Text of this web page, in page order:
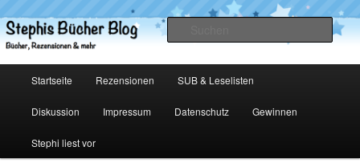
primären
Inhalt
Stephis Bücher Blog
Startseite Rezensionen SUB & Leselisten
Diskussion Impressum Datenschutz Gewinnen
Stephi liest vor